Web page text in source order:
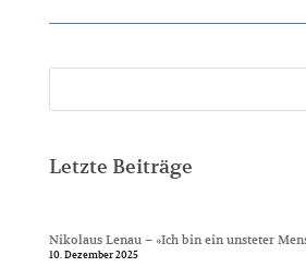
Letzte Beiträge
Nikolaus Lenau – »Ich bin ein unsteter
10. Dezember 2025